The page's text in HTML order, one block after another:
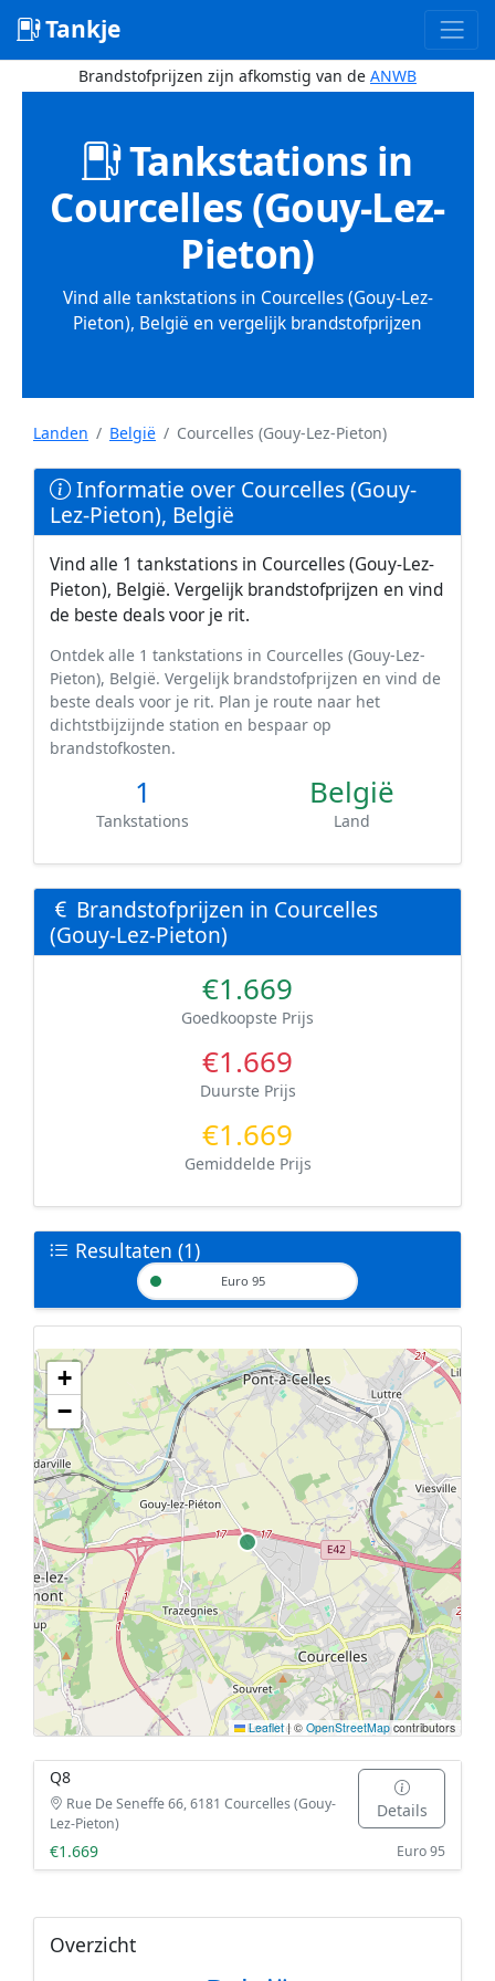
Tankje
Brandstofprijzen zijn afkomstig van de ANWB
Tankstations in
Courcelles (Gouy-Lez-
Pieton)
Vind alle tankstations in Courcelles (Gouy-Lez-
Pieton), België en vergelijk brandstofprijzen
Landen België Courcelles (Gouy-Lez-Pieton)
Informatie over Courcelles (Gouy-
Lez-Pieton), België
Vind alle 1 tankstations in Courcelles (Gouy-Lez-
Pieton), België. Vergelijk brandstofprijzen en vind
de beste deals voor je rit.
Ontdek alle 1 tankstations in Courcelles (Gouy-Lez-
Pieton), België. Vergelijk brandstofprijzen en vind de
beste deals voor je rit. Plan je route naar het
dichtstbijzijnde station en bespaar op
brandstofkosten.
1
Tankstations
België
Land
Brandstofprijzen in Courcelles
(Gouy-Lez-Pieton)
€1.669
Goedkoopste Prijs
€1.669
Duurste Prijs
€1.669
Gemiddelde Prijs
Resultaten (1)
Euro 95
Geen tankstations met locatiegegevens gevonden.
De kaart kan niet worden weergegeven zonder GPS coördinaten.
+
−
Leaflet |© OpenStreetMap contributors
Q8
Rue De Seneffe 66, 6181 Courcelles (Gouy-
Lez-Pieton)
Details
€1.669
Euro 95
Overzicht